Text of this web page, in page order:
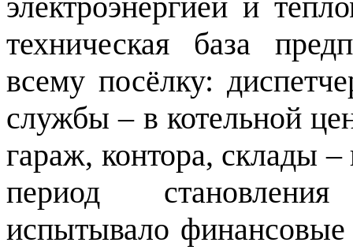
техническая база
всему посёлку:
службы – в котельной
гараж, контора, склады
период
испытывало финансовые